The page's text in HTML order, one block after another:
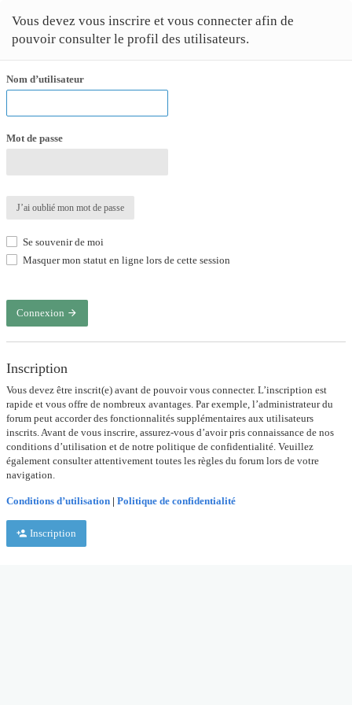
Vous devez vous inscrire et vous connecter afin de
pouvoir consulter le profil des utilisateurs.
Nom d’utilisateur
Mot de passe
J’ai oublié mon mot de passe
Se souvenir de moi
Masquer mon statut en ligne lors de cette session
Connexion
Inscription
Vous devez être inscrit(e) avant de pouvoir vous connecter. L’inscription est
rapide et vous offre de nombreux avantages. Par exemple, l’administrateur du
forum peut accorder des fonctionnalités supplémentaires aux utilisateurs
inscrits. Avant de vous inscrire, assurez-vous d’avoir pris connaissance de nos
conditions d’utilisation et de notre politique de confidentialité. Veuillez
également consulter attentivement toutes les règles du forum lors de votre
navigation.
Conditions d’utilisation | Politique de confidentialité
Inscription